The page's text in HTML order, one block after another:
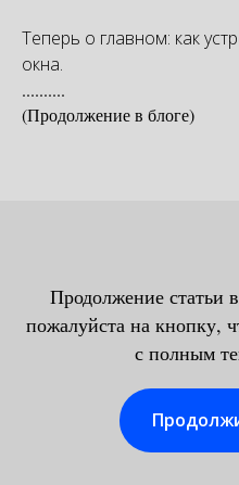
Теперь о главном: как
окна.
..........
(Продолжение в блоге)
Продолжение статьи
пожалуйста на кнопку,
с полным